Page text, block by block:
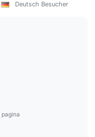
Deutsch Besucher
pagina